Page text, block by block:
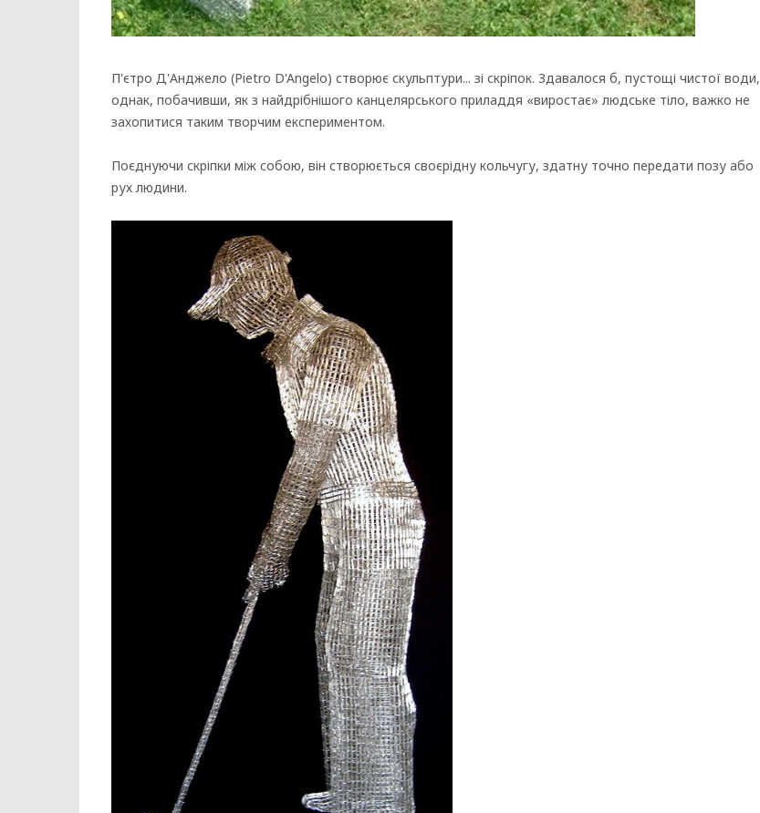
П'єтро Д'Анджело (Pietro D'Angelo) створює скульптури... зі скріпок. Здавалося б, пустощі чистої води,
однак, побачивши, як з найдрібнішого канцелярського приладдя «виростає» людське тіло, важко не
захопитися таким творчим експериментом.
Поєднуючи скріпки між собою, він створюється своєрідну кольчугу, здатну точно передати позу або
рух людини.